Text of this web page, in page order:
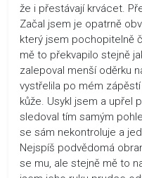
že i přestávají krvácet.
Začal jsem je opatrně
který jsem pochopitelně
mě to překvapilo stejně
zalepoval menší oděrku
vystřelila po mém
kůže. Usykl jsem a upřel
sledoval tím samým
se sám nekontroluje a
Nejspíš podvědomá
se mu, ale stejně mě to